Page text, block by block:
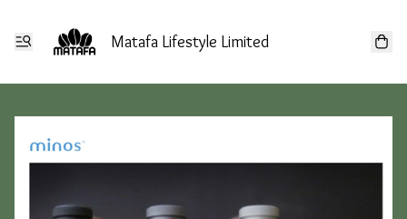
Matafa Lifestyle Limited